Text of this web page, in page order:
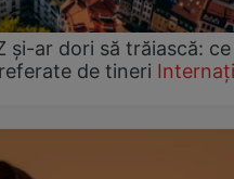
și-ar dori să trăiască: ce
de tineri